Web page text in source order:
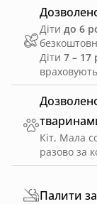
Кіт, Мала
разово за
Діти до 6
Діти 7 – 17
Палити